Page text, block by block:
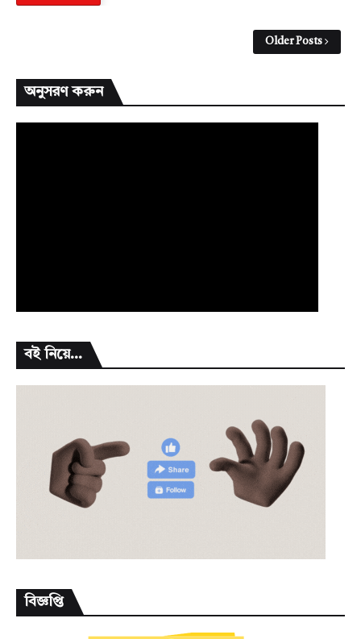
Older Posts
অনুসরণ করুন
বই নিয়ে...
বিজ্ঞপ্তি